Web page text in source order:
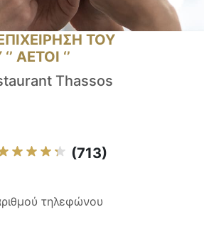
ΤΟΥ
ΑΕΤΟΙ ‘’
Thassos
(713)
τηλεφώνου